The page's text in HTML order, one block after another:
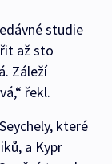
studie
až sto
Záleží
řekl.
které
a Kypr